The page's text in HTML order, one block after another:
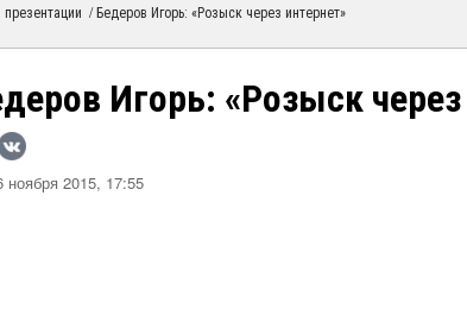
/ Бедеров Игорь: «Розыск через интернет»
Игорь: «Розыск через
ноября 2015, 17:55